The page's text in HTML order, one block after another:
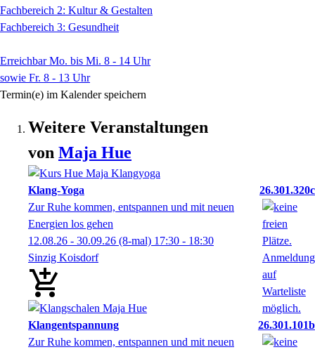
Fachbereich 2: Kultur & Gestalten
Fachbereich 3: Gesundheit
Erreichbar Mo. bis Mi. 8 - 14 Uhr
sowie Fr. 8 - 13 Uhr
Termin(e) im Kalender speichern
Weitere Veranstaltungen
von Maja Hue
Klang-Yoga
26.301.320c
Zur Ruhe kommen, entspannen und mit neuen
Energien los gehen
12.08.26 - 30.09.26 (8-mal) 17:30 - 18:30
Sinzig Koisdorf
Klangentspannung
26.301.101b
Zur Ruhe kommen, entspannen und mit neuen